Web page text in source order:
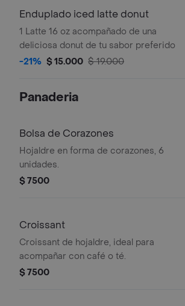
Enduplado iced latte donut
1 Latte 16 oz acompañado de una
deliciosa donut de tu sabor preferido
-21% $ 15.000 $ 19.000
Panaderia
Bolsa de Corazones
Hojaldre en forma de corazones, 6
unidades.
$ 7500
Croissant
Croissant de hojaldre, ideal para
acompañar con café o té.
$ 7500